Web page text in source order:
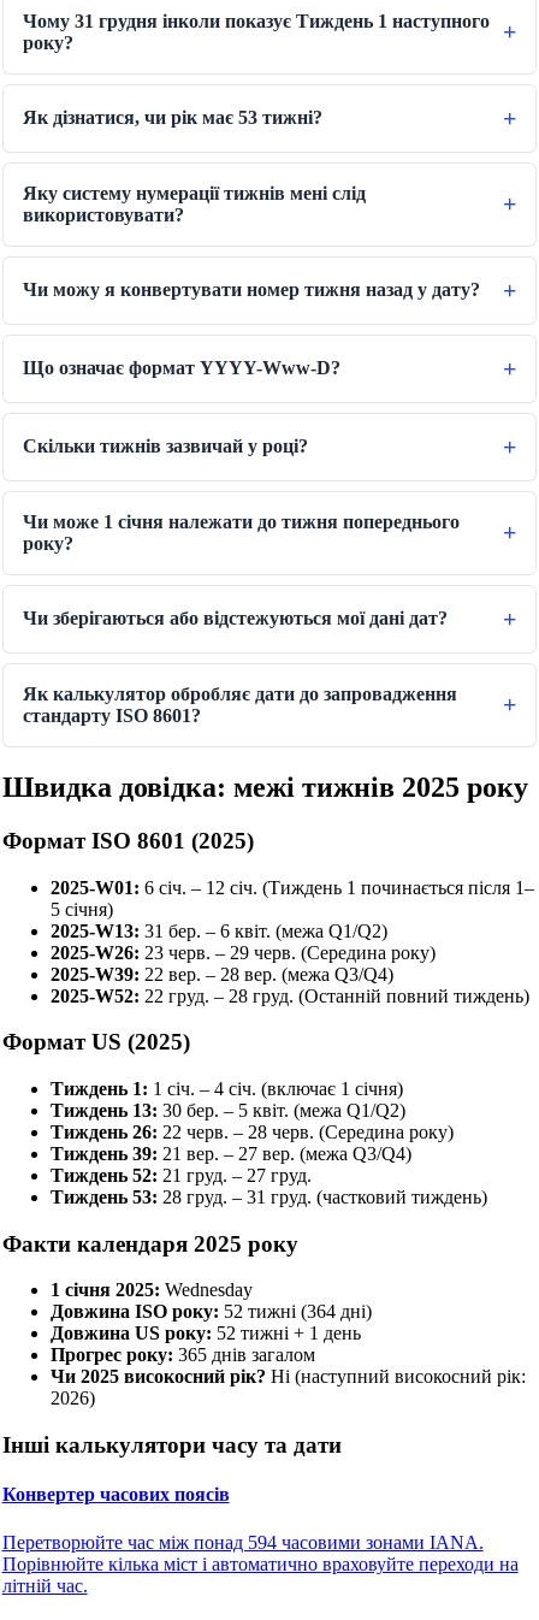
Чому 31 грудня інколи показує Тиждень 1 наступного
року?
Як дізнатися, чи рік має 53 тижні?
Яку систему нумерації тижнів мені слід
використовувати?
Чи можу я конвертувати номер тижня назад у дату?
Що означає формат YYYY-Www-D?
Скільки тижнів зазвичай у році?
Чи може 1 січня належати до тижня попереднього
року?
Чи зберігаються або відстежуються мої дані дат?
Як калькулятор обробляє дати до запровадження
стандарту ISO 8601?
Швидка довідка: межі тижнів 2025 року
Формат ISO 8601 (2025)
2025-W01: 6 січ. – 12 січ. (Тиждень 1 починається після 1–
5 січня)
2025-W13: 31 бер. – 6 квіт. (межа Q1/Q2)
2025-W26: 23 черв. – 29 черв. (Середина року)
2025-W39: 22 вер. – 28 вер. (межа Q3/Q4)
2025-W52: 22 груд. – 28 груд. (Останній повний тиждень)
Формат US (2025)
Тиждень 1: 1 січ. – 4 січ. (включає 1 січня)
Тиждень 13: 30 бер. – 5 квіт. (межа Q1/Q2)
Тиждень 26: 22 черв. – 28 черв. (Середина року)
Тиждень 39: 21 вер. – 27 вер. (межа Q3/Q4)
Тиждень 52: 21 груд. – 27 груд.
Тиждень 53: 28 груд. – 31 груд. (частковий тиждень)
Факти календаря 2025 року
1 січня 2025: Wednesday
Довжина ISO року: 52 тижні (364 дні)
Довжина US року: 52 тижні + 1 день
Прогрес року: 365 днів загалом
Чи 2025 високосний рік? Ні (наступний високосний рік:
2026)
Інші калькулятори часу та дати
Конвертер часових поясів
Перетворюйте час між понад 594 часовими зонами IANA.
Порівнюйте кілька міст і автоматично враховуйте переходи на
літній час.